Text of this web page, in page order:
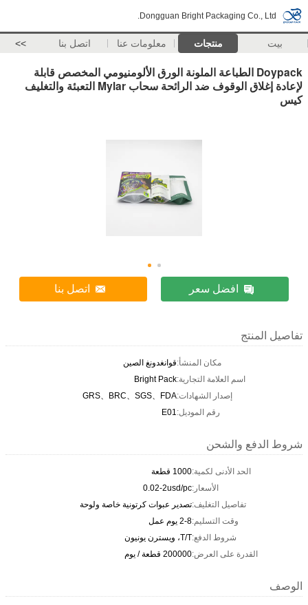
Dongguan Bright Packaging Co., Ltd.
بيت منتجات معلومات عنا اتصل بنا >>
Doypack الطباعة الملونة الورق الألومنيومي المخصص قابلة
لإعادة إغلاق الوقوف ضد الرائحة سحاب Mylar التعبئة والتغليف
كيس
افضل سعر اتصل بنا
تفاصيل المنتج
مكان المنشأ:قوانغدونغ الصين
اسم العلامة التجارية:Bright Pack
إصدار الشهادات:GRS、BRC、SGS、FDA
رقم الموديل:E01
شروط الدفع والشحن
الحد الأدنى لكمية:1000 قطعة
الأسعار:0.02-2usd/pc
تفاصيل التغليف:تصدير عبوات كرتونية خاصة ولوحة
وقت التسليم:2-8 يوم عمل
شروط الدفع:T/T، ويسترن يونيون
القدرة على العرض:200000 قطعة / يوم
الوصف